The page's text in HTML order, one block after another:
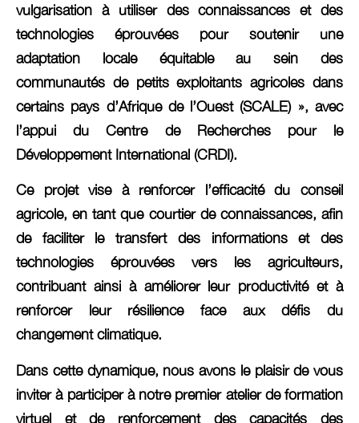
vulgarisation à utiliser des connaissances et des
technologies éprouvées pour soutenir une
adaptation locale équitable au sein des
communautés de petits exploitants agricoles dans
certains pays d’Afrique de l’Ouest (SCALE) », avec
l’appui du Centre de Recherches pour le
Développement International (CRDI).
Ce projet vise à renforcer l’efficacité du conseil
agricole, en tant que courtier de connaissances, afin
de faciliter le transfert des informations et des
technologies éprouvées vers les agriculteurs,
contribuant ainsi à améliorer leur productivité et à
renforcer leur résilience face aux défis du
changement climatique.
Dans cette dynamique, nous avons le plaisir de vous
inviter à participer à notre premier atelier de formation
virtuel et de renforcement des capacités des